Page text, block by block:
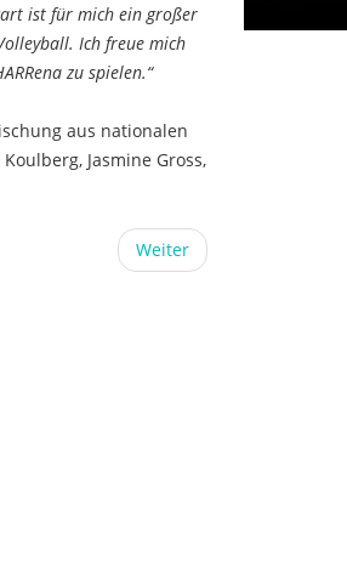
ist für mich ein großer
Ich freue mich
zu spielen.“
aus nationalen
Jasmine Gross,
Weiter